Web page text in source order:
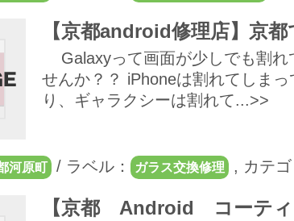
【京都android修理店】京
Galaxyって画面が少しでも割れ
せんか？？ iPhoneは割れてしま
り、ギャラクシーは割れて...>>
河原町 / ラベル： ガラス交換修理 , カテゴ
【京都 Android コーティ